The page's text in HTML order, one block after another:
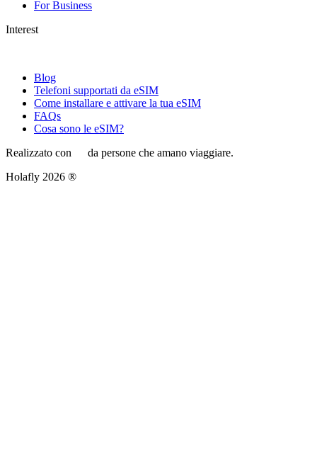
For Business
Interest
Blog
Telefoni supportati da eSIM
Come installare e attivare la tua eSIM
FAQs
Cosa sono le eSIM?
Realizzato con
da persone che amano viaggiare.
Holafly 2026 ®